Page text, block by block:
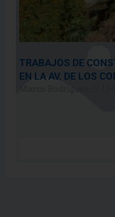
TRABAJOS DE
EN LA AV. DE LOS